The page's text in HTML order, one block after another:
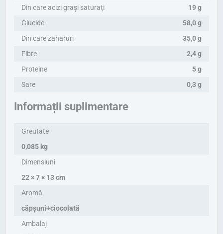
Din care acizi graşi saturaţi
19 g
Glucide
58,0 g
Din care zaharuri
35,0 g
Fibre
2,4 g
Proteine
5 g
Sare
0,3 g
Informații suplimentare
Greutate
0,085 kg
Dimensiuni
22 × 7 × 13 cm
Aromă
căpșuni+ciocolată
Ambalaj